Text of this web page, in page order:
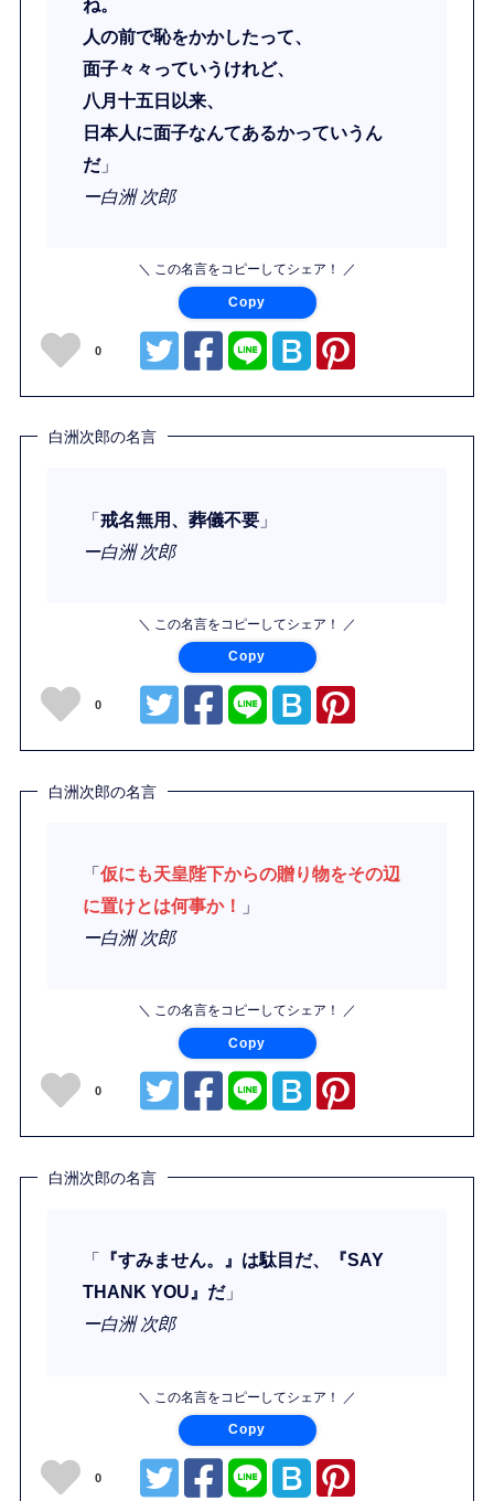
ね。
人の前で恥をかかしたって、
面子々々っていうけれど、
八月十五日以来、
日本人に面子なんてあるかっていうん
だ」
ー白洲 次郎
＼ この名言をコピーしてシェア！ ／
Copy
0
白洲次郎の名言
「戒名無用、葬儀不要 」
ー白洲 次郎
＼ この名言をコピーしてシェア！ ／
Copy
0
白洲次郎の名言
「仮にも天皇陛下からの贈り物をその辺
に置けとは何事か！
」
ー白洲 次郎
＼ この名言をコピーしてシェア！ ／
Copy
0
白洲次郎の名言
「
『すみません。』は駄目だ、『SAY
THANK YOU』だ」
ー白洲 次郎
＼ この名言をコピーしてシェア！ ／
Copy
0